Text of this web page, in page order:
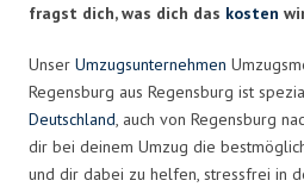
fragst dich, was dich das kosten
Unser Umzugsunternehmen
Regensburg aus Regensburg ist
Deutschland, auch von Regensburg
dir bei deinem Umzug die
und dir dabei zu helfen, stressfrei in